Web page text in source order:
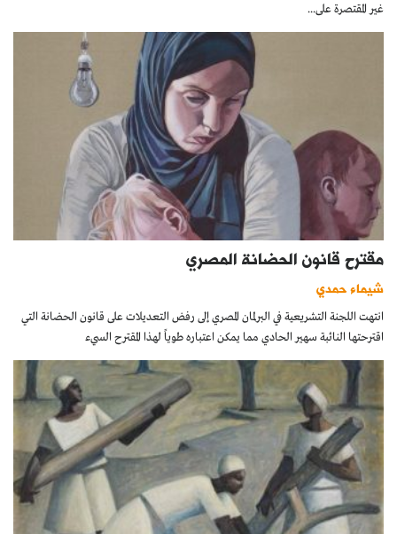
غير المقتصرة على...
مقترح قانون الحضانة المصري
شيماء حمدي
انتهت اللجنة التشريعية في البرلمان المصري إلى رفض التعديلات على قانون الحضانة التي
اقترحتها النائبة سهير الحادي مما يمكن اعتباره طوياً لهذا المقترح السيء